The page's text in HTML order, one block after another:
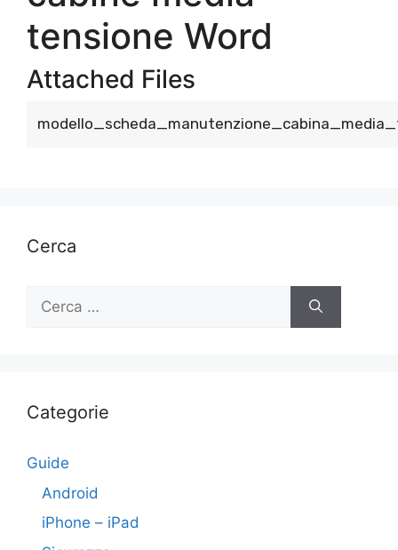
tensione​ Word
Attached Files
Cerca
Ricerca
Categorie
Guide
Android
iPhone – iPad